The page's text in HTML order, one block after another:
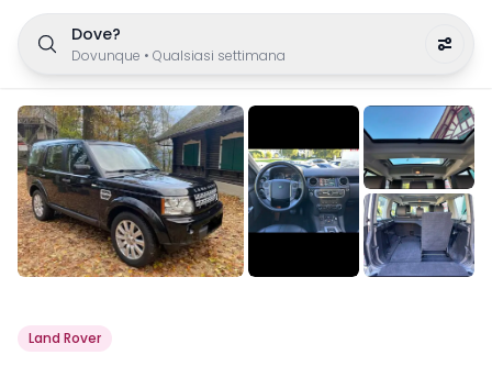
Dove?
Dovunque • Qualsiasi settimana
Land Rover